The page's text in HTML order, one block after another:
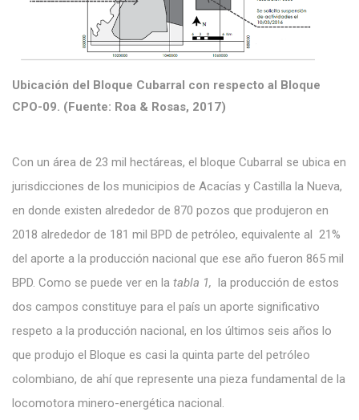
Ubicación del Bloque Cubarral con respecto al Bloque
CPO-09. (Fuente: Roa & Rosas, 2017)
Con un área de 23 mil hectáreas, el bloque Cubarral se ubica en
jurisdicciones de los municipios de Acacías y Castilla la Nueva,
en donde existen alrededor de 870 pozos que produjeron en
2018 alrededor de 181 mil BPD de petróleo, equivalente al 21%
del aporte a la producción nacional que ese año fueron 865 mil
BPD. Como se puede ver en la tabla 1, la producción de estos
dos campos constituye para el país un aporte significativo
respeto a la producción nacional, en los últimos seis años lo
que produjo el Bloque es casi la quinta parte del petróleo
colombiano, de ahí que represente una pieza fundamental de la
locomotora minero-energética nacional.